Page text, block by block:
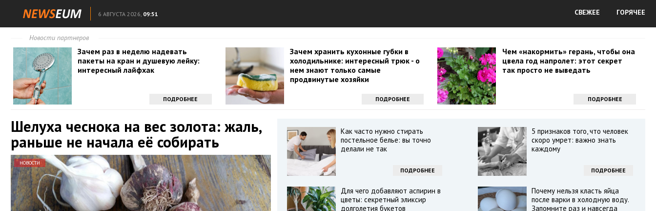
6 АВГУСТА 2026, 09:51 СВЕЖЕЕ ГОРЯЧЕЕ
Новости партнеров
Зачем раз в неделю надевать
пакеты на кран и душевую лейку:
интересный лайфхак
ПОДРОБНЕЕ
Зачем хранить кухонные губки в
холодильнике: интересный трюк - о
нем знают только самые
продвинутые хозяйки
ПОДРОБНЕЕ
Чем «накормить» герань, чтобы она
цвела год напролет: этот секрет
так просто не выведать
ПОДРОБНЕЕ
Шелуха чеснока на вес золота: жаль,
раньше не начала её собирать
НОВОСТИ
Как часто нужно стирать
постельное белье: вы точно
делали не так
ПОДРОБНЕЕ
5 признаков того, что человек
скоро умрет: важно знать
каждому
ПОДРОБНЕЕ
Для чего добавляют аспирин в
цветы: секретный эликсир
долголетия букетов
Почему нельзя класть яйца
после варки в холодную воду.
Запомните раз и навсегда